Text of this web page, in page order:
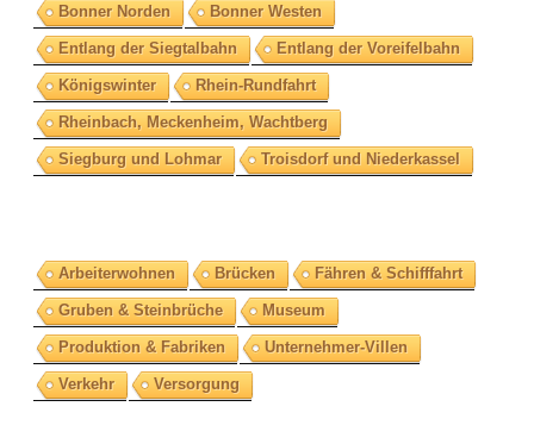
Bonner Norden Bonner Westen
Entlang der Siegtalbahn Entlang der Voreifelbahn
Königswinter Rhein-Rundfahrt
Rheinbach, Meckenheim, Wachtberg
Siegburg und Lohmar Troisdorf und Niederkassel
Arbeiterwohnen Brücken Fähren & Schifffahrt
Gruben & Steinbrüche Museum
Produktion & Fabriken Unternehmer-Villen
Verkehr Versorgung